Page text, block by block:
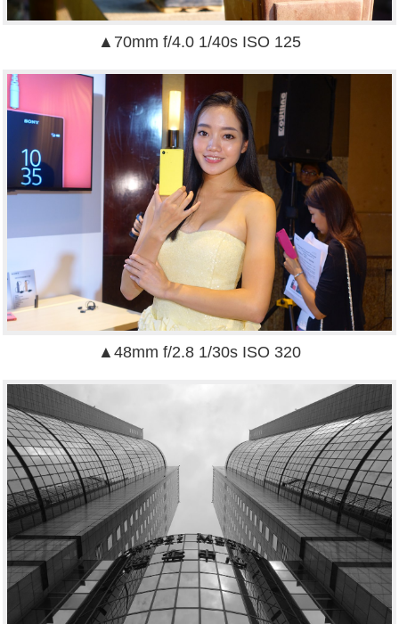
▲70mm f/4.0 1/40s ISO 125
▲48mm f/2.8 1/30s ISO 320